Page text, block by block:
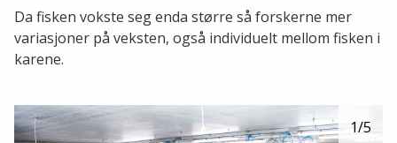
Da fisken vokste seg enda større så forskerne mer
variasjoner på veksten, også individuelt mellom fisken i
karene.
1/5